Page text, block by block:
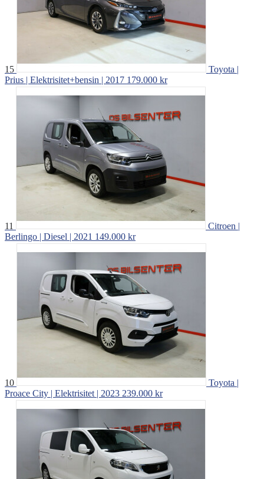
15
Toyota |
Prius | Elektrisitet+bensin | 2017 179.000 kr
11
Citroen |
Berlingo | Diesel | 2021 149.000 kr
10
Toyota |
Proace City | Elektrisitet | 2023 239.000 kr